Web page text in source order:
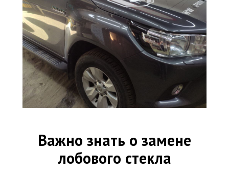
Важно знать о замене
лобового стекла